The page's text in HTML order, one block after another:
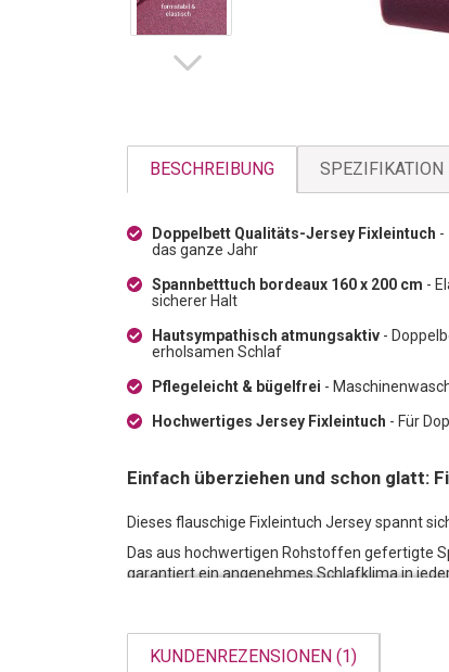
BESCHREIBUNG SPEZIFIKATION
Doppelbett Qualitäts-Jersey Fixleintuch -
das ganze Jahr
Spannbetttuch bordeaux 160 x 200 cm -
sicherer Halt
Hautsympathisch atmungsaktiv -
erholsamen Schlaf
Pflegeleicht & bügelfrei -
Hochwertiges Jersey Fixleintuch - Für
Einfach überziehen und schon glatt:
Dieses flauschige Fixleintuch Jersey spannt
Das aus hochwertigen Rohstoffen gefertigte
garantiert ein angenehmes Schlafklima in
KUNDENREZENSIONEN (1)